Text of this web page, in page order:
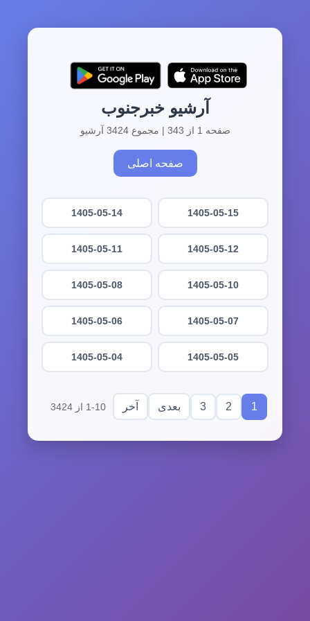
آرشیو خبرجنوب
صفحه 1 از 343 | مجموع 3424 آرشیو
صفحه اصلی
1405-05-15
1405-05-14
1405-05-12
1405-05-11
1405-05-10
1405-05-08
1405-05-07
1405-05-06
1405-05-05
1405-05-04
1
2
3 بعدی آخر 1-10 از 3424